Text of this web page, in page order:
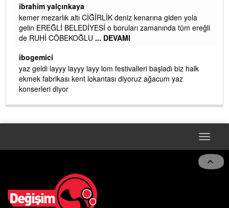
ibrahim yalçınkaya
kemer mezarlık altı CİĞİRLİK deniz kenarına giden yola
gelin EREĞLİ BELEDİYESİ o boruları zamanında tüm ereğli
de RUHİ CÖBEKOĞLU ... DEVAMI
ibogemici
yaz geldi layyy layyy layy lom festivalleri başladı biz halk
ekmek fabrikası kent lokantası diyoruz ağacum yaz
konserleri diyor
Toggle